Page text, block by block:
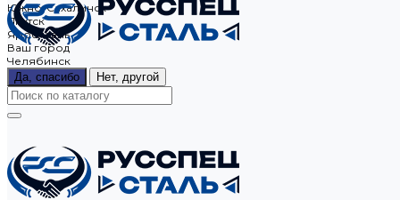
Южно-Сахалинск
Якутск
Ярославль
Ваш город
Челябинск
Да, спасибо
Нет, другой